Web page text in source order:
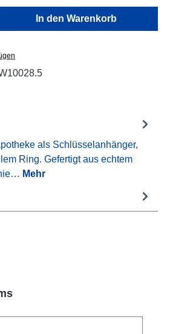
Gib den gewünschten
In den Warenkorb
als Schlüsselanhänger,
Ring. Gefertigt aus echtem
Mehr